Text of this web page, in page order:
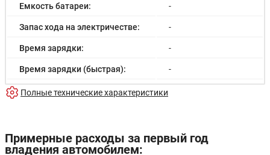
Емкость батареи: -
Запас хода на электричестве: -
Время зарядки: -
Время зарядки (быстрая): -
Разгон до 100км/час:
10.8/100км
Полные технические характеристики
Примерные расходы за первый год
владения автомобилем: